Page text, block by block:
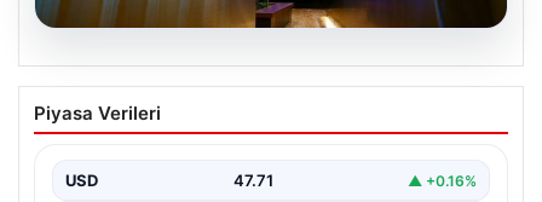
06.08.2026
Yatırım araçlarının haftalık performansı
nasıl oldu?
Piyasa Verileri
USD 47.71 ▲ +0.16%